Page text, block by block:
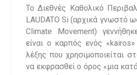
Το Διεθνές Καθολικό
LAUDATO Si (αρχικά γνωστό
Climate Movement)
είναι ο καρπός ενός «kairos»
λέξης που χρησιμοποιείται
να εκφρασθεί ο όρος «μια